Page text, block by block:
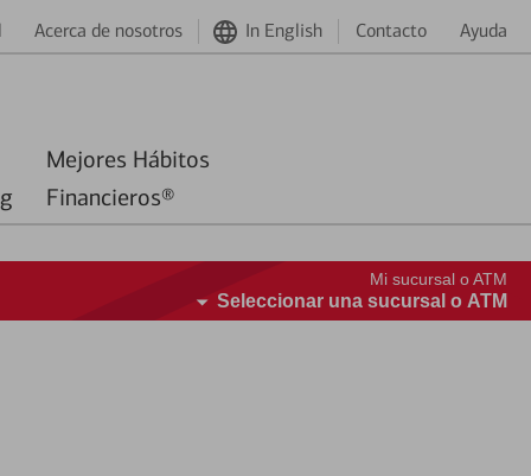
Acerca de nosotros In English Contacto Ayuda
Mejores Hábitos
Financieros®
Mi sucursal o ATM
Seleccionar una sucursal o ATM